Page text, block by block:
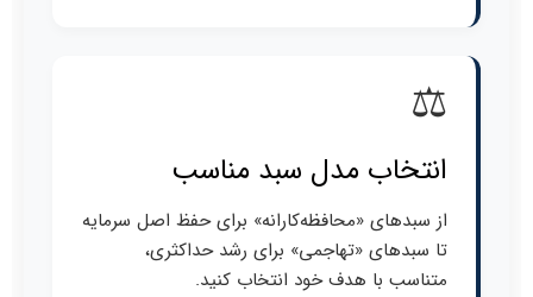
⚖️
انتخاب مدل سبد مناسب
از سبدهای «محافظه‌کارانه» برای حفظ اصل سرمایه
تا سبدهای «تهاجمی» برای رشد حداکثری،
متناسب با هدف خود انتخاب کنید.